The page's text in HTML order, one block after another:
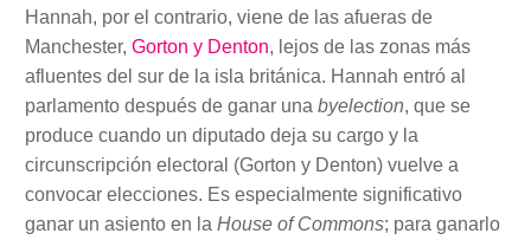
Hannah, por el contrario, viene de las afueras de
Manchester, Gorton y Denton, lejos de las zonas más
afluentes del sur de la isla británica. Hannah entró al
parlamento después de ganar una byelection, que se
produce cuando un diputado deja su cargo y la
circunscripción electoral (Gorton y Denton) vuelve a
convocar elecciones. Es especialmente significativo
ganar un asiento en la House of Commons; para ganarlo